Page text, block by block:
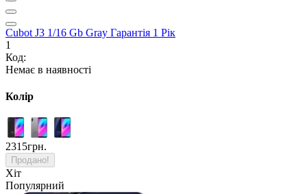
Cubot J3 1/16 Gb Gray Гарантія 1 Рік
1
Код:
Немає в наявності
Колір
2315грн.
Продано!
Хіт
Популярний